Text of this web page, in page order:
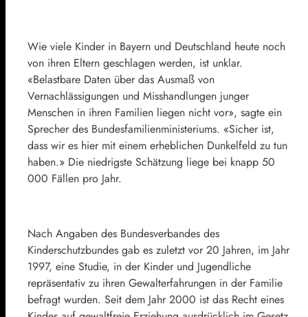
Wie viele Kinder in Bayern und Deutschland heute noch
von ihren Eltern geschlagen werden, ist unklar.
«Belastbare Daten über das Ausmaß von
Vernachlässigungen und Misshandlungen junger
Menschen in ihren Familien liegen nicht vor», sagte ein
Sprecher des Bundesfamilienministeriums. «Sicher ist,
dass wir es hier mit einem erheblichen Dunkelfeld zu tun
haben.» Die niedrigste Schätzung liege bei knapp 50
000 Fällen pro Jahr.
Nach Angaben des Bundesverbandes des
Kinderschutzbundes gab es zuletzt vor 20 Jahren, im Jahr
1997, eine Studie, in der Kinder und Jugendliche
repräsentativ zu ihren Gewalterfahrungen in der Familie
befragt wurden. Seit dem Jahr 2000 ist das Recht eines